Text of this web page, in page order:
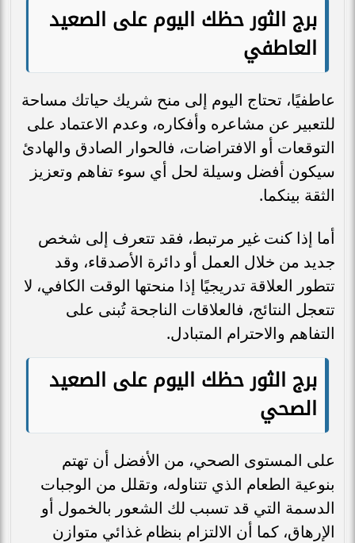
برج الثور حظك اليوم على الصعيد
العاطفي
عاطفيًا، تحتاج اليوم إلى منح شريك حياتك مساحة
للتعبير عن مشاعره وأفكاره، وعدم الاعتماد على
التوقعات أو الافتراضات، فالحوار الصادق والهادئ
سيكون أفضل وسيلة لحل أي سوء تفاهم وتعزيز
الثقة بينكما.
أما إذا كنت غير مرتبط، فقد تتعرف إلى شخص
جديد من خلال العمل أو دائرة الأصدقاء، وقد
تتطور العلاقة تدريجيًا إذا منحتها الوقت الكافي، لا
تتعجل النتائج، فالعلاقات الناجحة تُبنى على
التفاهم والاحترام المتبادل.
برج الثور حظك اليوم على الصعيد
الصحي
على المستوى الصحي، من الأفضل أن تهتم
بنوعية الطعام الذي تتناوله، وتقلل من الوجبات
الدسمة التي قد تسبب لك الشعور بالخمول أو
الإرهاق، كما أن الالتزام بنظام غذائي متوازن